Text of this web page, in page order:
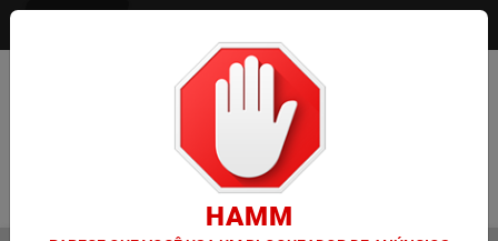
Pesquisar Notícia
HAMM